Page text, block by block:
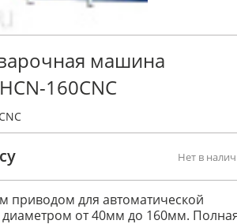
машина
160CNC
Нет в
приводом для автоматической
от 40мм до 160мм.